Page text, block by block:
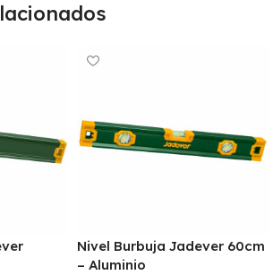
Nivel Burbuja Jadever 60cm
– Aluminio